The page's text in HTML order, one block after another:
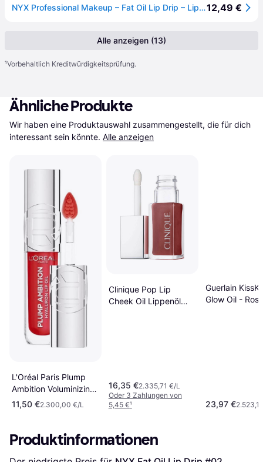
NYX Professional Makeup – Fat Oil Lip Drip – Lipgloss – Missed Call-Rosa12,49 €
Alle anzeigen (13)
¹Vorbehaltlich Kreditwürdigkeitsprüfung.
Ähnliche Produkte
Wir haben eine Produktauswahl zusammengestellt, die für dich
interessant sein könnte. Alle anzeigen
L'Oréal Paris Plump
Ambition Voluminizing
Lip Oil - Rouge in Love
11,50 €2.300,00 €/L
Clinique Pop Lip
Cheek Oil Lippenöl
16,35 €2.335,71 €/L
Oder 3 Zahlungen von
5,45 €¹
Guerlain
Glow Oil -
23,97 €
Produktinformationen